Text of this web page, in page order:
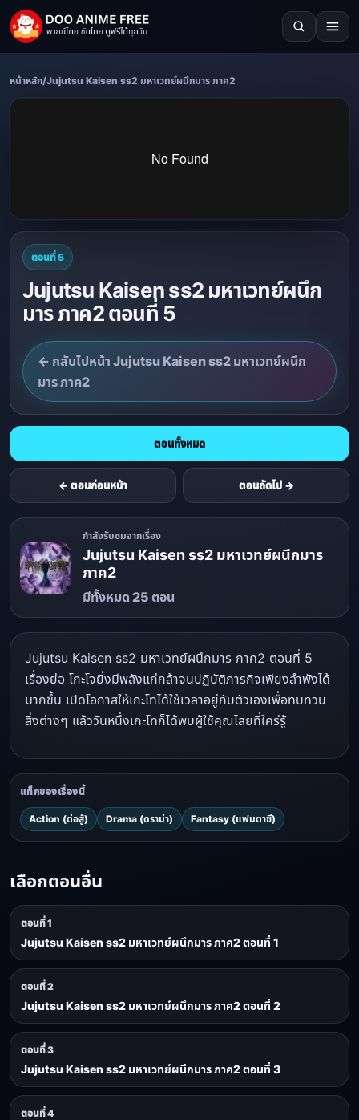
หน้าหลัก/Jujutsu Kaisen ss2 มหาเวทย์ผนึกมาร ภาค2
ตอนที่ 5
Jujutsu Kaisen ss2 มหาเวทย์ผนึก
มาร ภาค2 ตอนที่ 5
← กลับไปหน้า Jujutsu Kaisen ss2 มหาเวทย์ผนึก
มาร ภาค2
← ตอนก่อนหน้า
ตอนทั้งหมด
ตอนถัดไป →
กำลังรับชมจากเรื่อง
Jujutsu Kaisen ss2 มหาเวทย์ผนึกมาร
ภาค2
มีทั้งหมด 25 ตอน
Jujutsu Kaisen ss2 มหาเวทย์ผนึกมาร ภาค2 ตอนที่ 5
เรื่องย่อ โกะโจยิ่งมีพลังแก่กล้าจนปฏิบัติภารกิจเพียงลำพังได้
มากขึ้น เปิดโอกาสให้เกะโทได้ใช้เวลาอยู่กับตัวเองเพื่อทบทวน
สิ่งต่างๆ แล้ววันหนึ่งเกะโทก็ได้พบผู้ใช้คุณไสยที่ใคร่รู้
แท็กของเรื่องนี้
Action (ต่อสู้) Drama (ดราม่า) Fantasy (แฟนตาซี)
เลือกตอนอื่น
ตอนที่ 1
Jujutsu Kaisen ss2 มหาเวทย์ผนึกมาร ภาค2 ตอนที่ 1
ตอนที่ 2
Jujutsu Kaisen ss2 มหาเวทย์ผนึกมาร ภาค2 ตอนที่ 2
ตอนที่ 3
Jujutsu Kaisen ss2 มหาเวทย์ผนึกมาร ภาค2 ตอนที่ 3
ตอนที่ 4